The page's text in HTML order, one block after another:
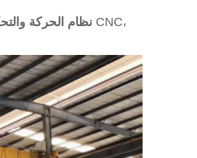
6) نظام الحركة